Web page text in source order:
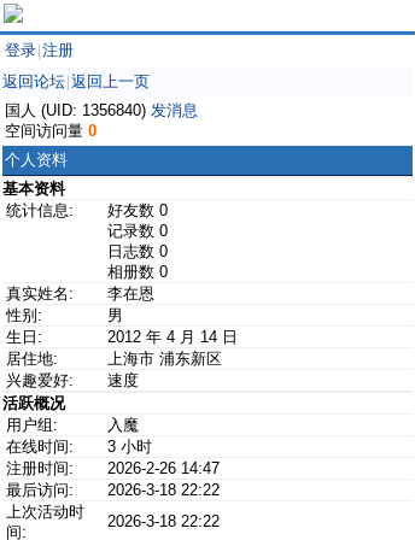
登录 注册
返回论坛 返回上一页
国人 (UID: 1356840) 发消息
空间访问量 0
个人资料
基本资料
统计信息:
好友数 0
记录数 0
日志数 0
相册数 0
真实姓名:
李在恩
性别:
男
生日:
2012 年 4 月 14 日
居住地:
上海市 浦东新区
兴趣爱好:
速度
活跃概况
用户组:
入魔
在线时间:
3 小时
注册时间:
2026-2-26 14:47
最后访问:
2026-3-18 22:22
上次活动时
间:
2026-3-18 22:22